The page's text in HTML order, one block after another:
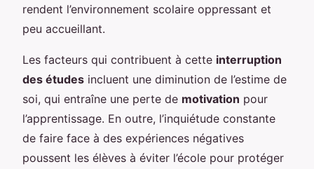
rendent l’environnement scolaire oppressant et
peu accueillant.
Les facteurs qui contribuent à cette interruption
des études incluent une diminution de l’estime de
soi, qui entraîne une perte de motivation pour
l’apprentissage. En outre, l’inquiétude constante
de faire face à des expériences négatives
poussent les élèves à éviter l’école pour protéger